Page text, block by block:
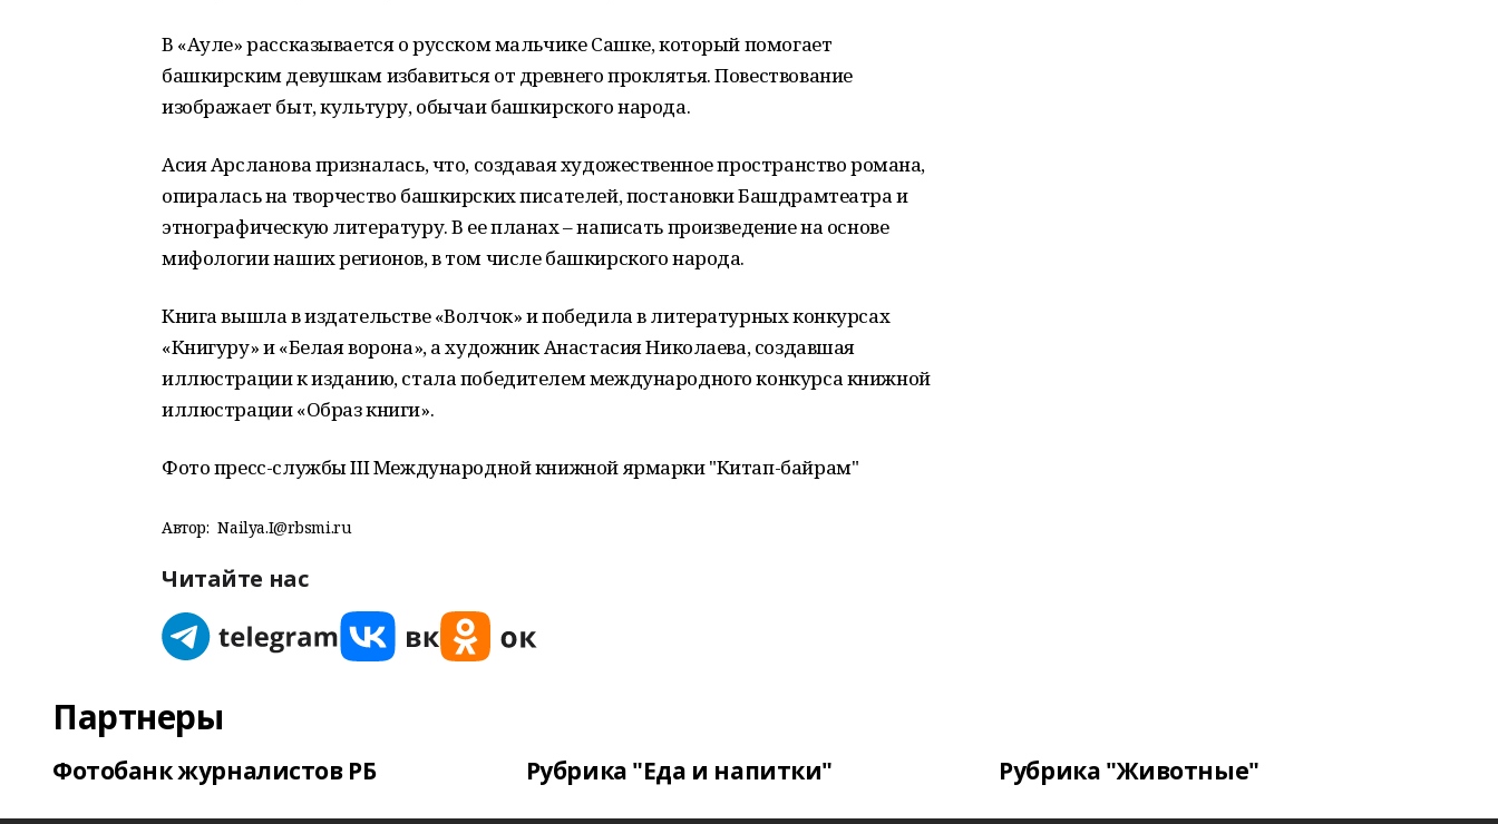
В «Ауле» рассказывается о русском мальчике Сашке, который помогает
башкирским девушкам избавиться от древнего проклятья. Повествование
изображает быт, культуру, обычаи башкирского народа.
Асия Арсланова призналась, что, создавая художественное пространство романа,
опиралась на творчество башкирских писателей, постановки Башдрамтеатра и
этнографическую литературу. В ее планах – написать произведение на основе
мифологии наших регионов, в том числе башкирского народа.
Книга вышла в издательстве «Волчок» и победила в литературных конкурсах
«Книгуру» и «Белая ворона», а художник Анастасия Николаева, создавшая
иллюстрации к изданию, стала победителем международного конкурса книжной
иллюстрации «Образ книги».
Фото пресс-службы III Международной книжной ярмарки "Китап-байрам"
Автор: Nailya.I@rbsmi.ru
Читайте нас
Партнеры
Фотобанк журналистов РБ Рубрика "Еда и напитки" Рубрика "Животные"